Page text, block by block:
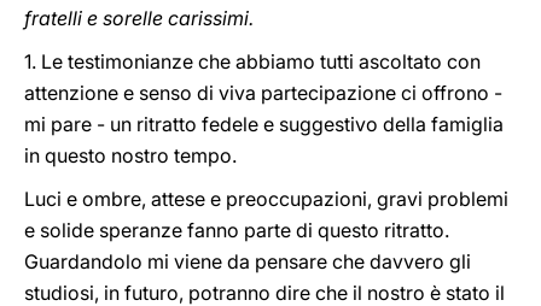
fratelli e sorelle carissimi.
1. Le testimonianze che abbiamo tutti ascoltato con
attenzione e senso di viva partecipazione ci offrono -
mi pare - un ritratto fedele e suggestivo della famiglia
in questo nostro tempo.
Luci e ombre, attese e preoccupazioni, gravi problemi
e solide speranze fanno parte di questo ritratto.
Guardandolo mi viene da pensare che davvero gli
studiosi, in futuro, potranno dire che il nostro è stato il